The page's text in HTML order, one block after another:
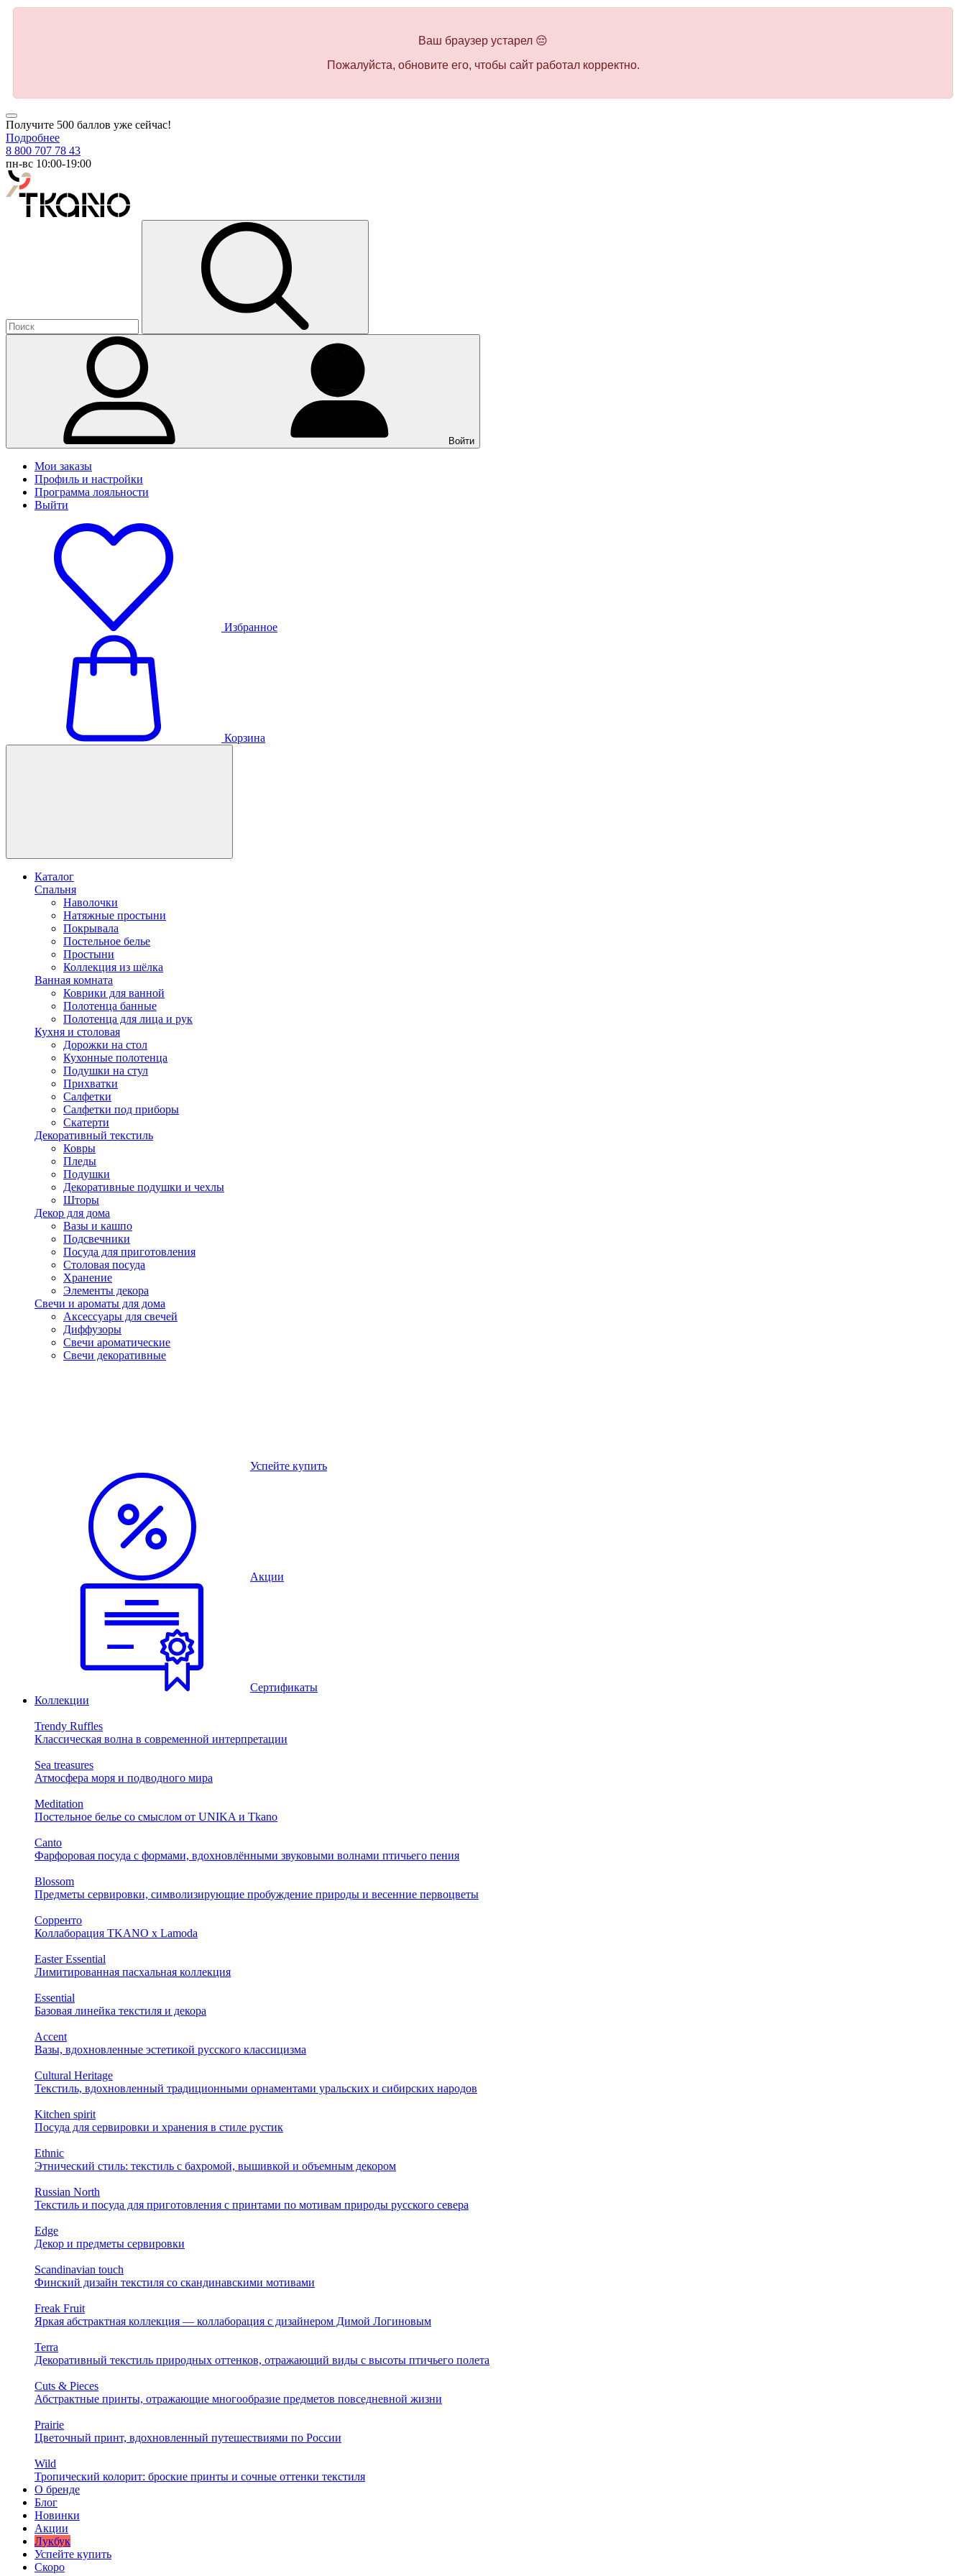
Ваш браузер устарел 😔
Пожалуйста, обновите его, чтобы сайт работал корректно.
Получите 500 баллов уже сейчас!
Подробнее
8 800 707 78 43
пн-вс 10:00-19:00
Войти
Мои заказы
Профиль и настройки
Программа лояльности
Выйти
Избранное
Корзина
Каталог
Спальня
Наволочки
Натяжные простыни
Покрывала
Постельное белье
Простыни
Коллекция из шёлка
Ванная комната
Коврики для ванной
Полотенца банные
Полотенца для лица и рук
Кухня и столовая
Дорожки на стол
Кухонные полотенца
Подушки на стул
Прихватки
Салфетки
Салфетки под приборы
Скатерти
Декоративный текстиль
Ковры
Пледы
Подушки
Декоративные подушки и чехлы
Шторы
Декор для дома
Вазы и кашпо
Подсвечники
Посуда для приготовления
Столовая посуда
Хранение
Элементы декора
Свечи и ароматы для дома
Аксессуары для свечей
Диффузоры
Свечи ароматические
Свечи декоративные
Успейте купить
Акции
Сертификаты
Коллекции
Trendy Ruffles
Классическая волна в современной интерпретации
Sea treasures
Атмосфера моря и подводного мира
Meditation
Постельное белье со смыслом от UNIKA и Tkano
Canto
Фарфоровая посуда с формами, вдохновлёнными звуковыми волнами птичьего пения
Blossom
Предметы сервировки, символизирующие пробуждение природы и весенние первоцветы
Сорренто
Коллаборация TKANO х Lamoda
Easter Essential
Лимитированная пасхальная коллекция
Essential
Базовая линейка текстиля и декора
Accent
Вазы, вдохновленные эстетикой русского классицизма
Cultural Heritage
Текстиль, вдохновленный традиционными орнаментами уральских и сибирских народов
Kitchen spirit
Посуда для сервировки и хранения в стиле рустик
Ethnic
Этнический стиль: текстиль с бахромой, вышивкой и объемным декором
Russian North
Текстиль и посуда для приготовления с принтами по мотивам природы русского севера
Edge
Декор и предметы сервировки
Scandinavian touch
Финский дизайн текстиля со скандинавскими мотивами
Freak Fruit
Яркая абстрактная коллекция — коллаборация с дизайнером Димой Логиновым
Terra
Декоративный текстиль природных оттенков, отражающий виды с высоты птичьего полета
Cuts & Pieces
Абстрактные принты, отражающие многообразие предметов повседневной жизни
Prairie
Цветочный принт, вдохновленный путешествиями по России
Wild
Тропический колорит: броские принты и сочные оттенки текстиля
О бренде
Блог
Новинки
Акции
Лукбук
Успейте купить
Скоро